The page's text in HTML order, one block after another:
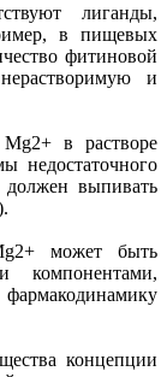
лиганды,
в пищевых
фитиновой
и
в растворе
недостаточного
должен выпивать
может быть
компонентами,
концепции